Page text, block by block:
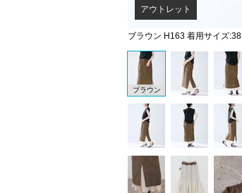
ブラウン H163 着用サイズ:38
アウトレット
ブラウン